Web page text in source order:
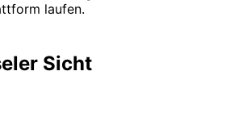
laufen.
Sicht